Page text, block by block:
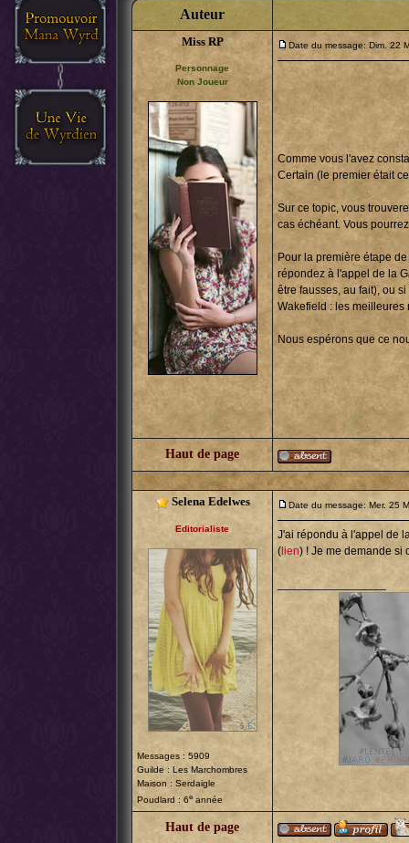
Auteur
Miss RP
Personnage
Non Joueur
Date du message: Dim. 22
Comme vous l'avez
Certain (le premier était
Sur ce topic, vous
cas échéant. Vous
Pour la première étape
répondez à l'appel de la
être fausses, au fait), ou
Wakefield : les meilleures
Nous espérons que ce
Haut de page
Selena Edelwes
Editorialiste
Messages : 5909
Guilde : Les Marchombres
Maison : Serdaigle
Poudlard : 6e année
Date du message: Mer. 25
J'ai répondu à l'appel de
( lien) ! Je me demande si
Haut de page